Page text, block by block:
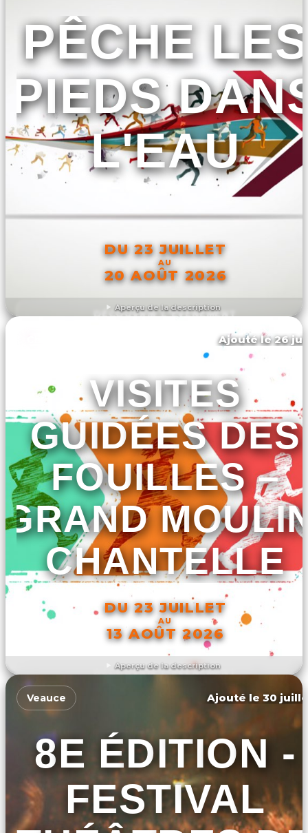
Aperçu de la description
PÊCHE LES
PIEDS
L'EAU
DU 23 JUILLET
AU
20 AOÛT 2026
DÉCOUVRIR L'ÉVÉNEMENT
Aperçu de la description
Ajouté le 26
VISITES
GUIDÉES DES
FOUILLES –
GRAND
CHANTELLE
DU 23 JUILLET
AU
13 AOÛT 2026
DÉCOUVRIR L'ÉVÉNEMENT
Veauce Ajouté le 30
8E ÉDITION -
FESTIVAL